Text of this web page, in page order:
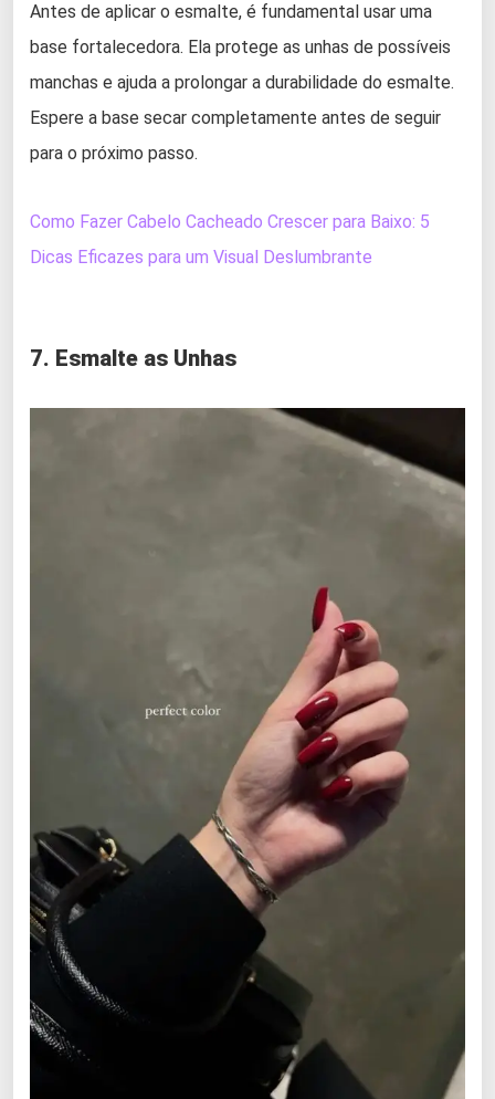
Antes de aplicar o esmalte, é fundamental usar uma
base fortalecedora. Ela protege as unhas de possíveis
manchas e ajuda a prolongar a durabilidade do esmalte.
Espere a base secar completamente antes de seguir
para o próximo passo.
Como Fazer Cabelo Cacheado Crescer para Baixo: 5
Dicas Eficazes para um Visual Deslumbrante
7. Esmalte as Unhas